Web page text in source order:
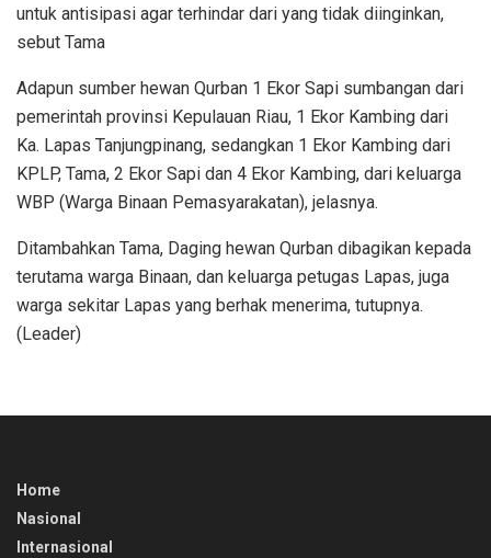
untuk antisipasi agar terhindar dari yang tidak diinginkan,
sebut Tama
Adapun sumber hewan Qurban 1 Ekor Sapi sumbangan dari
pemerintah provinsi Kepulauan Riau, 1 Ekor Kambing dari
Ka. Lapas Tanjungpinang, sedangkan 1 Ekor Kambing dari
KPLP, Tama, 2 Ekor Sapi dan 4 Ekor Kambing, dari keluarga
WBP (Warga Binaan Pemasyarakatan), jelasnya.
Ditambahkan Tama, Daging hewan Qurban dibagikan kepada
terutama warga Binaan, dan keluarga petugas Lapas, juga
warga sekitar Lapas yang berhak menerima, tutupnya.
(Leader)
Home
Nasional
Internasional